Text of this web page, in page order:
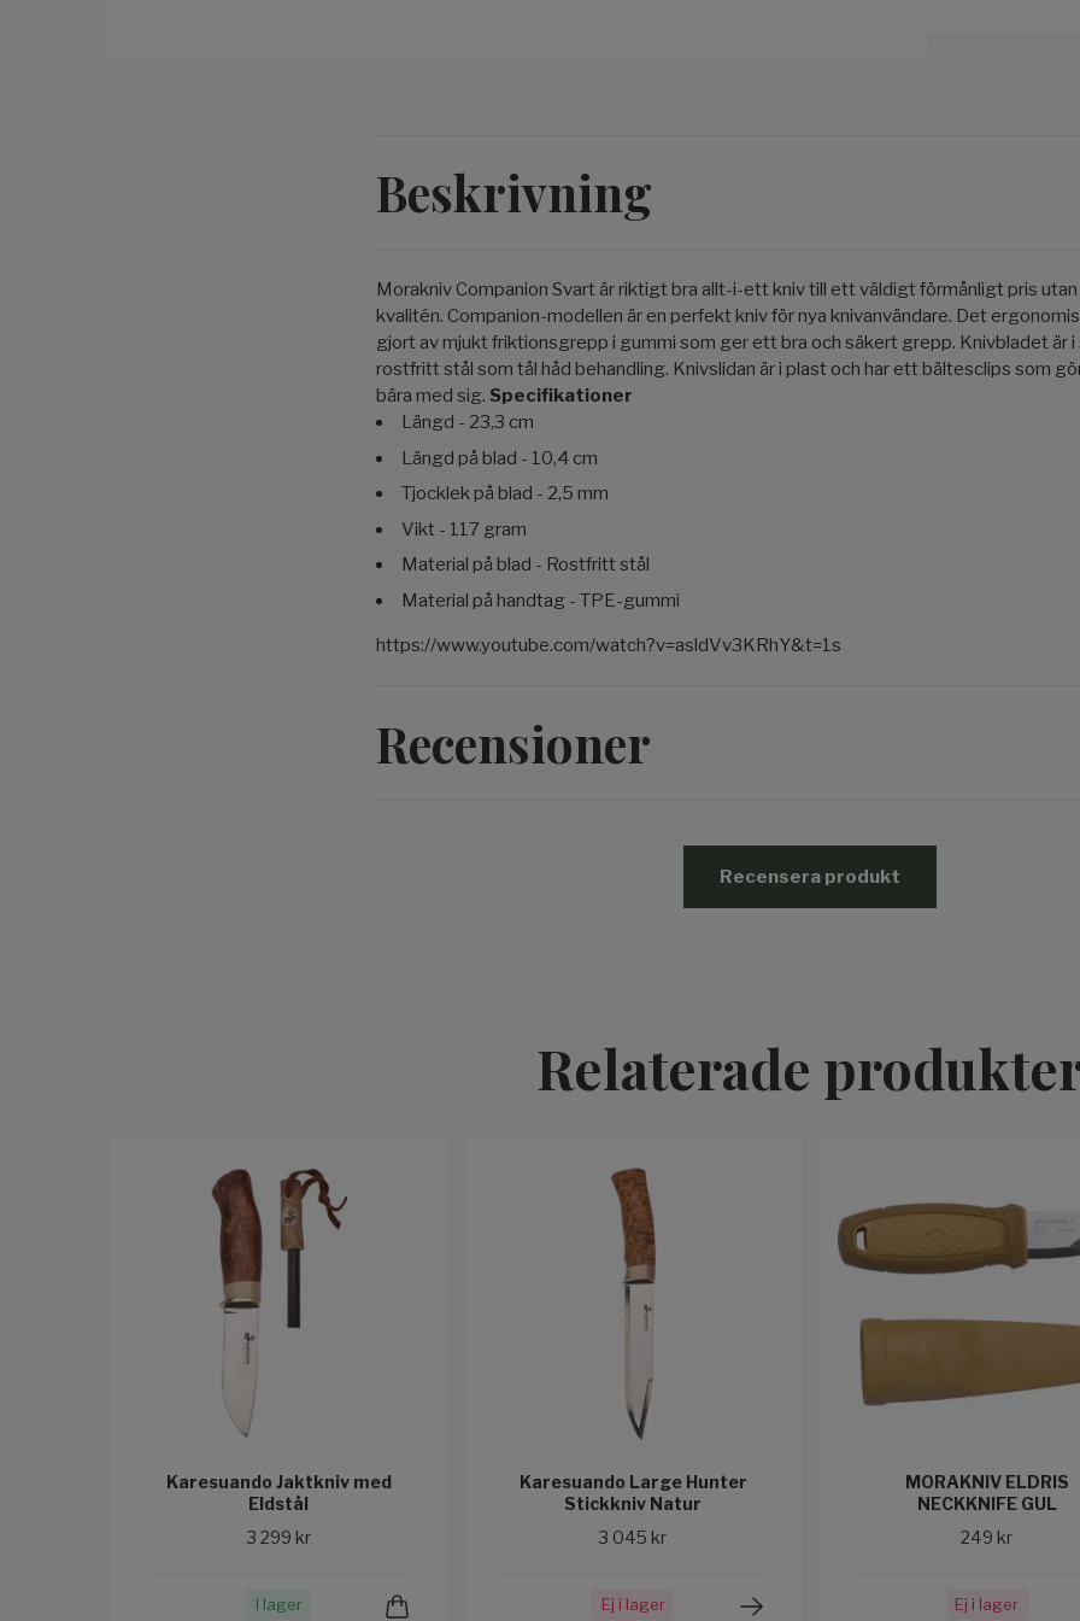
Beskrivning
Morakniv Companion Svart är riktigt bra allt-i-ett kniv till ett väldigt förmånligt pris
kvalitén. Companion-modellen är en perfekt kniv för nya knivanvändare. Det
gjort av mjukt friktionsgrepp i gummi som ger ett bra och säkert grepp. Knivbladet är
rostfritt stål som tål håd behandling. Knivslidan är i plast och har ett bältesclips som
bära med sig. Specifikationer
Längd - 23,3 cm
Längd på blad - 10,4 cm
Tjocklek på blad - 2,5 mm
Vikt - 117 gram
Material på blad - Rostfritt stål
Material på handtag - TPE-gummi
https://www.youtube.com/watch?v=asldVv3KRhY&t=1s
Recensioner
Recensera produkt
Relaterade
Karesuando Jaktkniv med
Eldstål
3 299 kr
I lager
Karesuando Large Hunter
Stickkniv Natur
3 045 kr
Ej i lager
MORAKNIV ELDRIS
NECKKNIFE GUL
249 kr
Ej i lager